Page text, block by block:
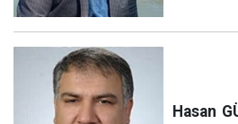
Hasan